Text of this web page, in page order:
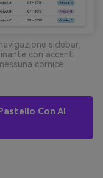
sidebar,
con accenti
cornice
Con AI